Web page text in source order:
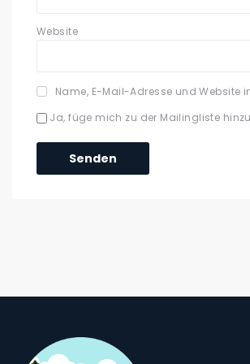
Website
Name, E-Mail-Adresse und Website
Ja, füge mich zu der Mailingliste